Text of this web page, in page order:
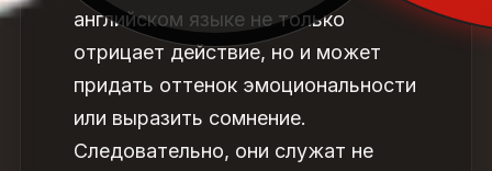
английском языке не только
отрицает действие, но и может
придать оттенок эмоциональности
или выразить сомнение.
Следовательно, они служат не